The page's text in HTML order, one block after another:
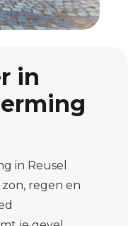
in
in Reusel
regen en